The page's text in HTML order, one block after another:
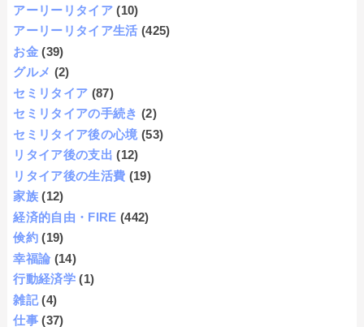
アーリーリタイア (10)
アーリーリタイア生活 (425)
お金 (39)
グルメ (2)
セミリタイア (87)
セミリタイアの手続き (2)
セミリタイア後の心境 (53)
リタイア後の支出 (12)
リタイア後の生活費 (19)
家族 (12)
経済的自由・FIRE (442)
倹約 (19)
幸福論 (14)
行動経済学 (1)
雑記 (4)
仕事 (37)